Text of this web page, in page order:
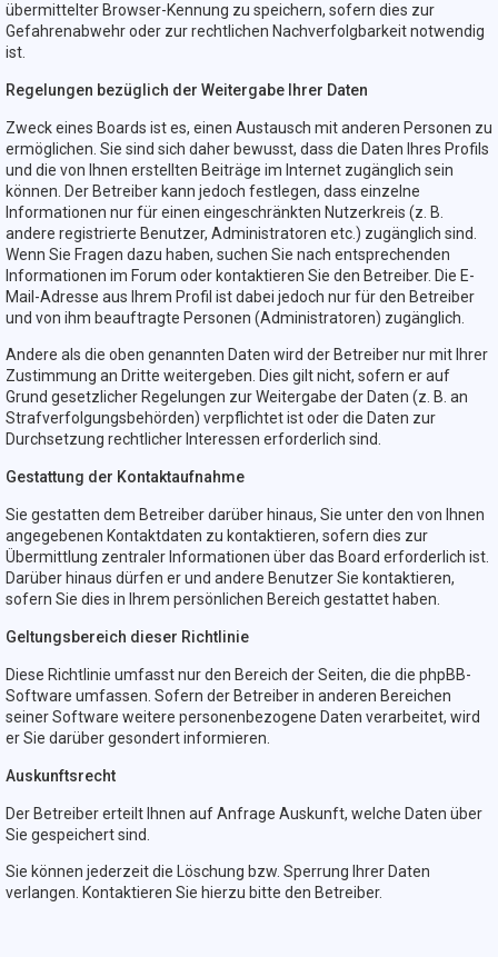
übermittelter Browser-Kennung zu speichern, sofern dies zur
Gefahrenabwehr oder zur rechtlichen Nachverfolgbarkeit notwendig
ist.
Regelungen bezüglich der Weitergabe Ihrer Daten
Zweck eines Boards ist es, einen Austausch mit anderen Personen zu
ermöglichen. Sie sind sich daher bewusst, dass die Daten Ihres Profils
und die von Ihnen erstellten Beiträge im Internet zugänglich sein
können. Der Betreiber kann jedoch festlegen, dass einzelne
Informationen nur für einen eingeschränkten Nutzerkreis (z. B.
andere registrierte Benutzer, Administratoren etc.) zugänglich sind.
Wenn Sie Fragen dazu haben, suchen Sie nach entsprechenden
Informationen im Forum oder kontaktieren Sie den Betreiber. Die E-
Mail-Adresse aus Ihrem Profil ist dabei jedoch nur für den Betreiber
und von ihm beauftragte Personen (Administratoren) zugänglich.
Andere als die oben genannten Daten wird der Betreiber nur mit Ihrer
Zustimmung an Dritte weitergeben. Dies gilt nicht, sofern er auf
Grund gesetzlicher Regelungen zur Weitergabe der Daten (z. B. an
Strafverfolgungsbehörden) verpflichtet ist oder die Daten zur
Durchsetzung rechtlicher Interessen erforderlich sind.
Gestattung der Kontaktaufnahme
Sie gestatten dem Betreiber darüber hinaus, Sie unter den von Ihnen
angegebenen Kontaktdaten zu kontaktieren, sofern dies zur
Übermittlung zentraler Informationen über das Board erforderlich ist.
Darüber hinaus dürfen er und andere Benutzer Sie kontaktieren,
sofern Sie dies in Ihrem persönlichen Bereich gestattet haben.
Geltungsbereich dieser Richtlinie
Diese Richtlinie umfasst nur den Bereich der Seiten, die die phpBB-
Software umfassen. Sofern der Betreiber in anderen Bereichen
seiner Software weitere personenbezogene Daten verarbeitet, wird
er Sie darüber gesondert informieren.
Auskunftsrecht
Der Betreiber erteilt Ihnen auf Anfrage Auskunft, welche Daten über
Sie gespeichert sind.
Sie können jederzeit die Löschung bzw. Sperrung Ihrer Daten
verlangen. Kontaktieren Sie hierzu bitte den Betreiber.